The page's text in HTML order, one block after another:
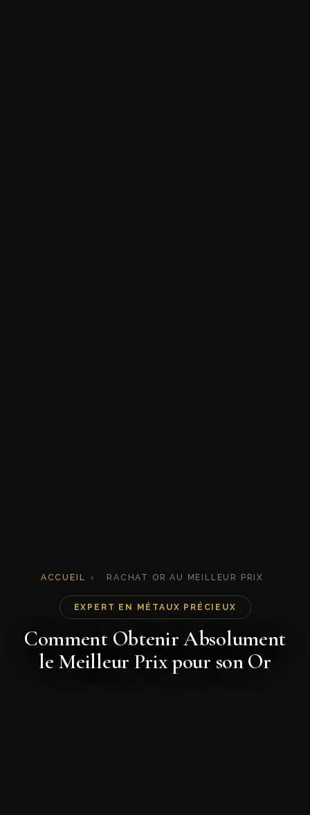
ACCUEIL › RACHAT OR AU MEILLEUR PRIX
EXPERT EN MÉTAUX PRÉCIEUX
Comment Obtenir Absolument
le Meilleur Prix pour son Or